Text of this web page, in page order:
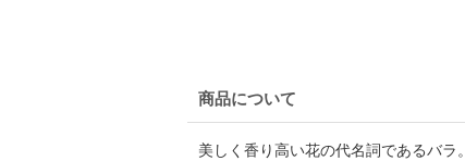
商品について
美しく香り高い花の代名詞であるバラ。